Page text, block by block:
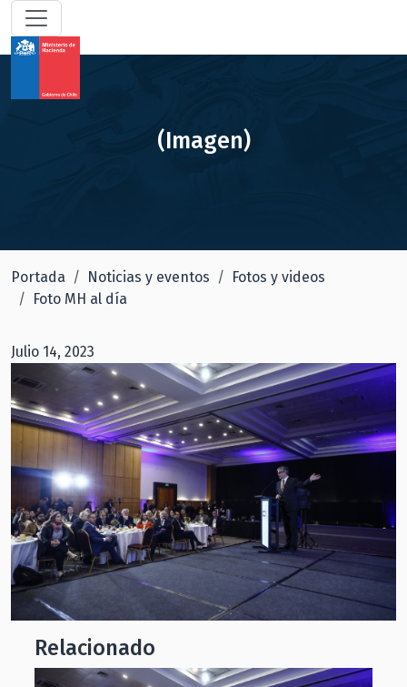
(Imagen)
Portada Noticias y eventos
Fotos y videos
Foto MH al día
Julio 14, 2023
Relacionado